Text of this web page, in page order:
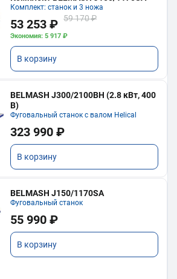
Комплект: станок и 3 ножа
53 253 ₽ 59 170 ₽
Экономия: 5 917 ₽
В корзину
BELMASH J300/2100ВH (2.8 кВт, 400
В)
Фуговальный станок с валом Helical
323 990 ₽
В корзину
BELMASH J150/1170SA
Фуговальный станок
55 990 ₽
В корзину